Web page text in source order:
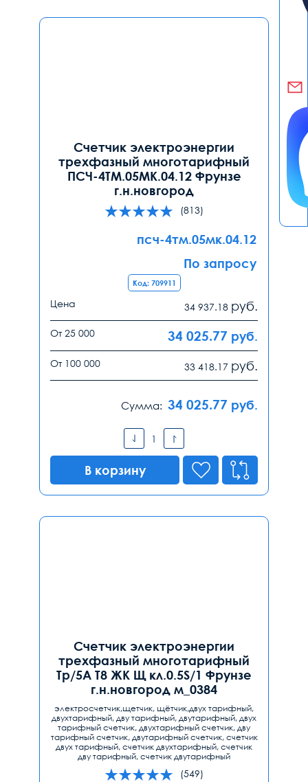
Счетчик электроэнергии
трехфазный многотарифный
ПСЧ-4ТМ.05МК.04.12 Фрунзе
г.н.новгород
(813)
псч-4тм.05мк.04.12
По запросу
Код: 709911
Цена 34 937.18 руб.
От 25 000 34 025.77 руб.
От 100 000 33 418.17 руб.
Сумма: 34 025.77 руб.
В корзину
Счетчик электроэнергии
трехфазный многотарифный
Тр/5А Т8 ЖК Щ кл.0.5S/1 Фрунзе
г.н.новгород м_0384
электросчетчик,щетчик, щётчик,двух тарифный,
двухтарифный, дву тарифный, двутарифный, двух
тарифный счетчик, двухтарифный счетчик, дву
тарифный счетчик, двутарифный счетчик, счетчик
двух тарифный, счетчик двухтарифный, счетчик
дву тарифный, счетчик двутарифный
(549)